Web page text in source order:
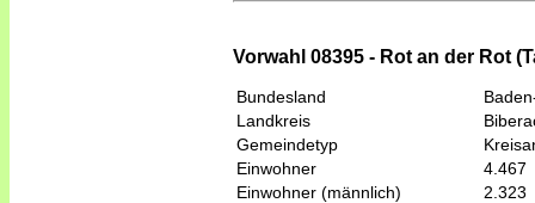
Vorwahl 08395 - Rot an der Rot
Bundesland
Landkreis
Gemeindetyp
Einwohner
4.467
Einwohner (männlich)
2.323